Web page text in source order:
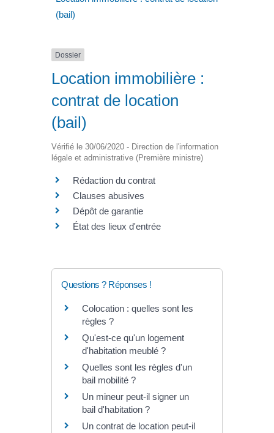
(bail)
Dossier
Location immobilière :
contrat de location
(bail)
Vérifié le 30/06/2020 - Direction de l'information
légale et administrative (Première ministre)
Rédaction du contrat
Clauses abusives
Dépôt de garantie
État des lieux d'entrée
Questions ? Réponses !
Colocation : quelles sont les
règles ?
Qu'est-ce qu'un logement
d'habitation meublé ?
Quelles sont les règles d'un
bail mobilité ?
Un mineur peut-il signer un
bail d'habitation ?
Un contrat de location peut-il